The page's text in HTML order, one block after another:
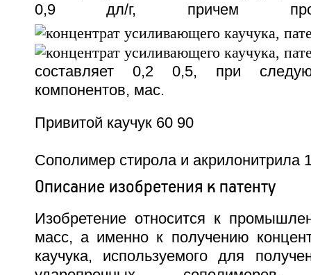
0,9 дл/г, причем
составляет 0,2 0,5, при
компонентов, мас.
Привитой каучук 60 90
Сополимер стирола и акрилонитрила
Описание изобретения к патенту
Изобретение относится к
масс, а именно к получению
каучука, используемого для